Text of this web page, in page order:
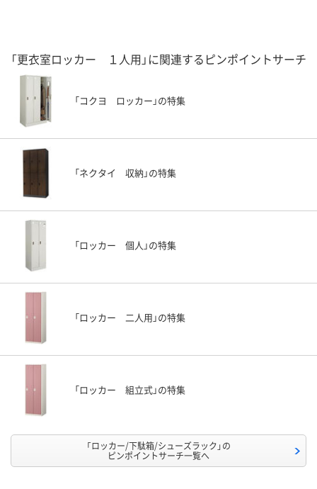
「更衣室ロッカー １人用」に関連するピンポイントサーチ
「コクヨ ロッカー」の特集
「ネクタイ 収納」の特集
「ロッカー 個人」の特集
「ロッカー 二人用」の特集
「ロッカー 組立式」の特集
「ロッカー/下駄箱/シューズラック」の
ピンポイントサーチ一覧へ